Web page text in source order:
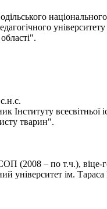
національного
Інституту всесвітньої
тварин".
(2008 – по т.ч.), віце-
університет ім.